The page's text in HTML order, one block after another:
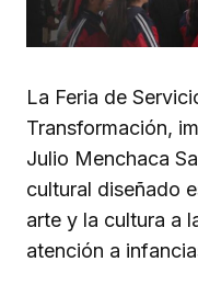
La Feria de
Transformación,
Julio Menchaca
cultural diseñado
arte y la cultura a
atención a